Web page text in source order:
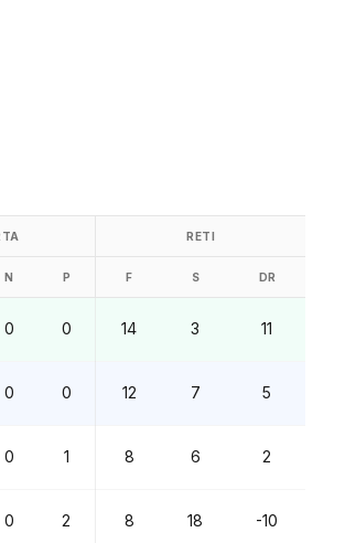
RETI
N P F S DR
0 0 14 3 11
0 0 12 7 5
0 1 8 6 2
0 2 8 18 -10